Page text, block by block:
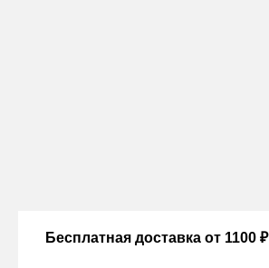
Бесплатная доставка от 1100 ₽